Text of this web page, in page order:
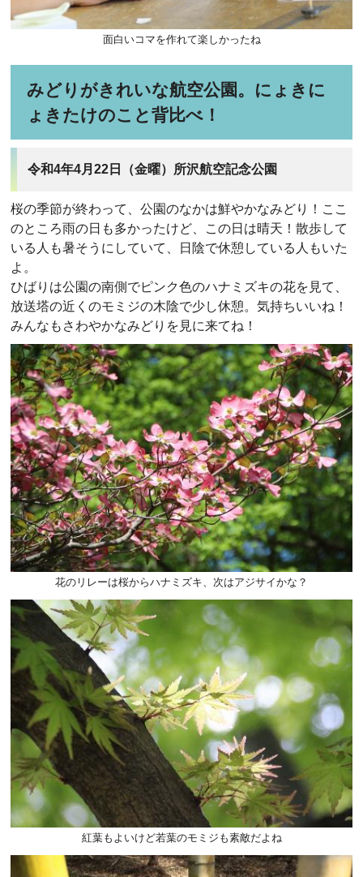
面白いコマを作れて楽しかったね
みどりがきれいな航空公園。にょきに
ょきたけのこと背比べ！
令和4年4月22日（金曜）所沢航空記念公園
桜の季節が終わって、公園のなかは鮮やかなみどり！ここ
のところ雨の日も多かったけど、この日は晴天！散歩して
いる人も暑そうにしていて、日陰で休憩している人もいた
よ。
ひばりは公園の南側でピンク色のハナミズキの花を見て、
放送塔の近くのモミジの木陰で少し休憩。気持ちいいね！
みんなもさわやかなみどりを見に来てね！
花のリレーは桜からハナミズキ、次はアジサイかな？
紅葉もよいけど若葉のモミジも素敵だよね